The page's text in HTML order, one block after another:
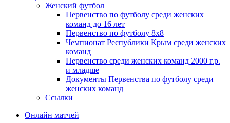
Женский футбол
Первенство по футболу среди женских
команд до 16 лет
Первенство по футболу 8х8
Чемпионат Республики Крым среди женских
команд
Первенство среди женских команд 2000 г.р.
и младше
Документы Первенства по футболу среди
женских команд
Ссылки
Онлайн матчей